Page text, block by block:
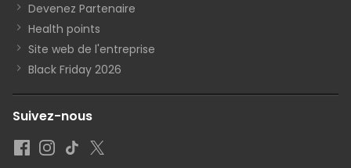
Devenez Partenaire
Health points
Site web de l'entreprise
Black Friday 2026
Suivez-nous